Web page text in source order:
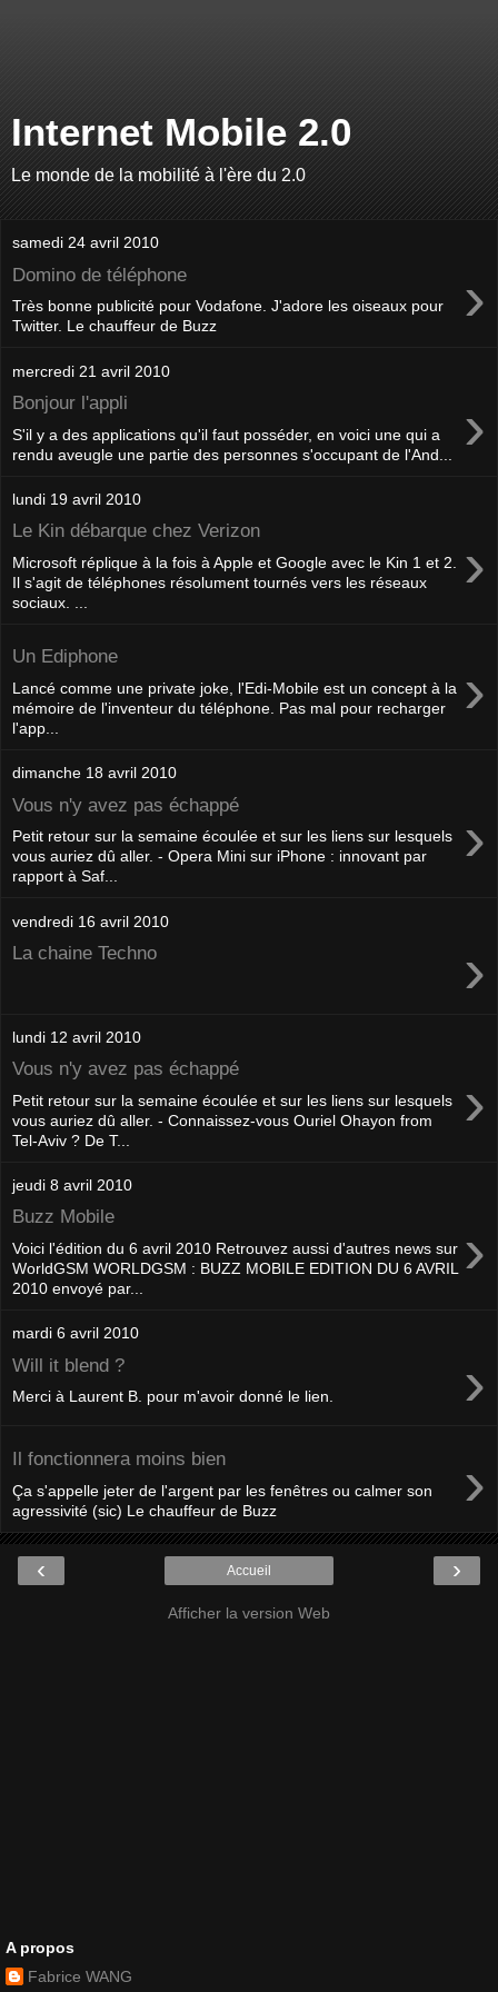
Internet Mobile 2.0
Le monde de la mobilité à l'ère du 2.0
samedi 24 avril 2010
Domino de téléphone ›
Très bonne publicité pour Vodafone. J'adore les oiseaux pour
Twitter. Le chauffeur de Buzz
mercredi 21 avril 2010
Bonjour l'appli ›
S'il y a des applications qu'il faut posséder, en voici une qui a
rendu aveugle une partie des personnes s'occupant de l'And...
lundi 19 avril 2010
Le Kin débarque chez Verizon ›
Microsoft réplique à la fois à Apple et Google avec le Kin 1 et 2.
Il s'agit de téléphones résolument tournés vers les réseaux
sociaux. ...
Un Ediphone ›
Lancé comme une private joke, l'Edi-Mobile est un concept à la
mémoire de l'inventeur du téléphone. Pas mal pour recharger
l'app...
dimanche 18 avril 2010
Vous n'y avez pas échappé ›
Petit retour sur la semaine écoulée et sur les liens sur lesquels
vous auriez dû aller. - Opera Mini sur iPhone : innovant par
rapport à Saf...
vendredi 16 avril 2010
La chaine Techno ›
lundi 12 avril 2010
Vous n'y avez pas échappé ›
Petit retour sur la semaine écoulée et sur les liens sur lesquels
vous auriez dû aller. - Connaissez-vous Ouriel Ohayon from
Tel-Aviv ? De T...
jeudi 8 avril 2010
Buzz Mobile ›
Voici l'édition du 6 avril 2010 Retrouvez aussi d'autres news sur
WorldGSM WORLDGSM : BUZZ MOBILE EDITION DU 6 AVRIL
2010 envoyé par...
mardi 6 avril 2010
Will it blend ? ›
Merci à Laurent B. pour m'avoir donné le lien.
Il fonctionnera moins bien ›
Ça s'appelle jeter de l'argent par les fenêtres ou calmer son
agressivité (sic) Le chauffeur de Buzz
‹ ›
Accueil
Afficher la version Web
A propos
Fabrice WANG